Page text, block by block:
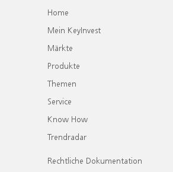
Home
Mein KeyInvest
Märkte
Produkte
Themen
Service
Know How
Trendradar
Rechtliche Dokumentation